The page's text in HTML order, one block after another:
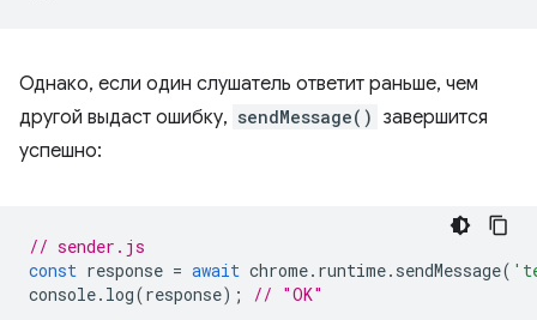
Однако, если один слушатель ответит раньше, чем
другой выдаст ошибку, sendMessage() завершится
успешно:
// sender.js
const response = await chrome. runtime. sendMessage(
console. log(response); // "OK"